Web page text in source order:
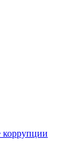
коррупции